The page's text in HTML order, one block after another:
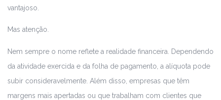
vantajoso.
Mas atenção.
Nem sempre o nome reflete a realidade financeira. Dependendo
da atividade exercida e da folha de pagamento, a alíquota pode
subir consideravelmente. Além disso, empresas que têm
margens mais apertadas ou que trabalham com clientes que